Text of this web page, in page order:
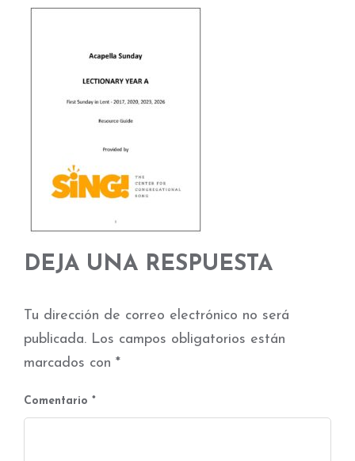
DEJA UNA RESPUESTA
Tu dirección de correo electrónico no será
publicada. Los campos obligatorios están
marcados con *
Comentario *